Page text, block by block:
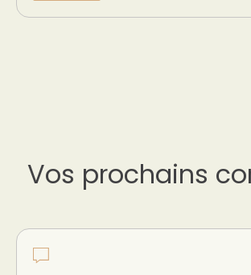
Vos prochains